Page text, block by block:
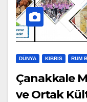
DÜNYA KIBRIS RUM
Çanakkale
ve Ortak